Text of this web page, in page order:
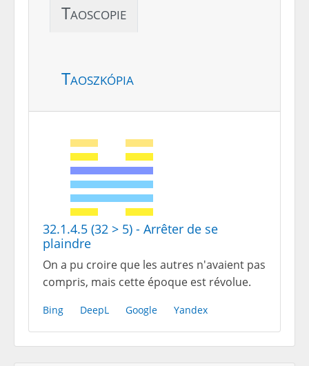
Taoscopie
Taoszkópia
32.1.4.5 (32 > 5) - Arrêter de se
plaindre
On a pu croire que les autres n'avaient pas
compris, mais cette époque est révolue.
Bing DeepL Google Yandex